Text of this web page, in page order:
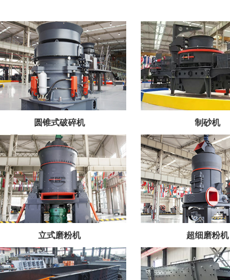
圆锥式破碎机 制砂机
立式磨粉机 超细磨粉机